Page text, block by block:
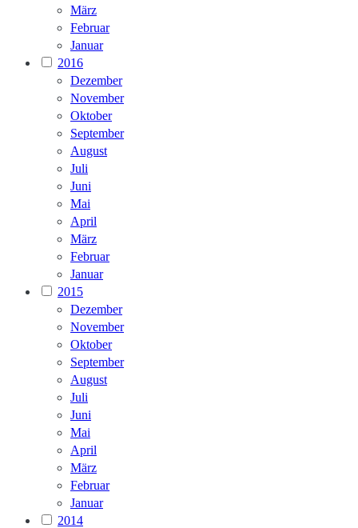
März
Februar
Januar
2016
Dezember
November
Oktober
September
August
Juli
Juni
Mai
April
März
Februar
Januar
2015
Dezember
November
Oktober
September
August
Juli
Juni
Mai
April
März
Februar
Januar
2014